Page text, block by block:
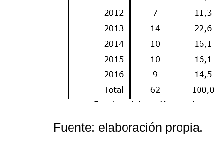
Fuente: elaboración propia.